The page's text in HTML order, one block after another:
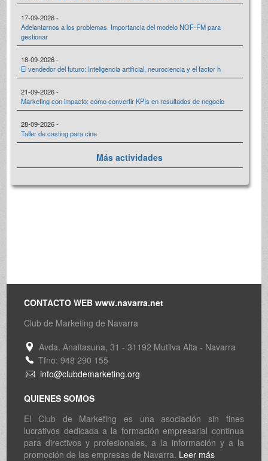
17-09-2026 -
Adelantarnos a los problemas. Importancia del modelo NOF-FM para
gestionar
18-09-2026 -
El vendedor del futuro: Inteligencia artificial, neurociencia y el factor h
21-09-2026 -
Marketing con impacto: cómo convertir KPIs en resultados de negocio
28-09-2026 -
Taller de casting para cine
Más actividades
CONTACTO WEB www.navarra.net
Club de Marketing de Navarra
Avda. Anaitasuna, 31 - 31192 Mutilva Alta - Navarra
Tfno: 948 290 155
info@clubdemarketing.org
QUIENES SOMOS
El Club de Marketing es una asociación sin fines
lucrativos dedicada a la formación empresarial continua
para directivos y profesionales, a la información y a la
promoción de las empresas de Navarra. Leer más